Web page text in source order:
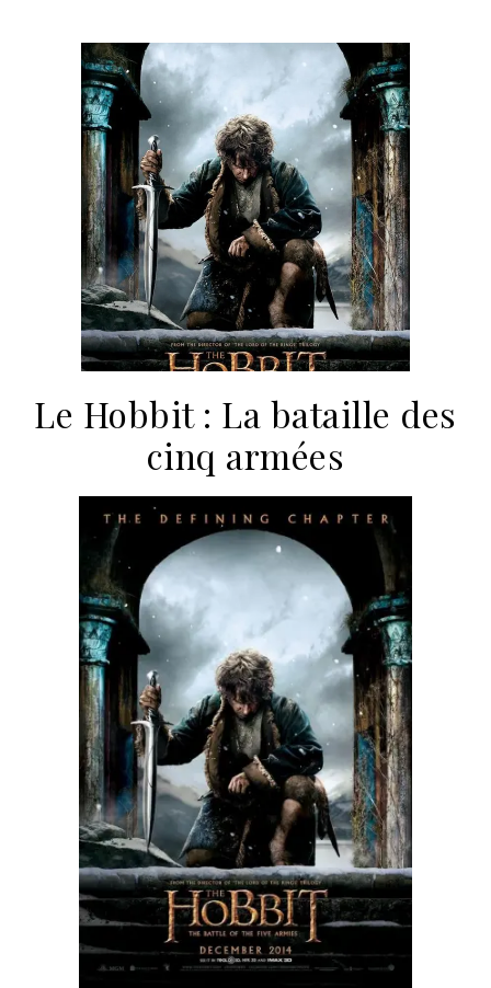
Le Hobbit : La bataille des
cinq armées